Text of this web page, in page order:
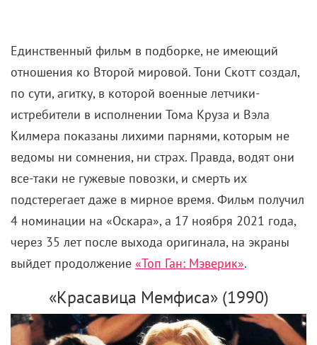
Единственный фильм в подборке, не имеющий
отношения ко Второй мировой. Тони Скотт создал,
по сути, агитку, в которой военные летчики-
истребители в исполнении Тома Круза и Вэла
Килмера показаны лихими парнями, которым не
ведомы ни сомнения, ни страх. Правда, водят они
все-таки не гужевые повозки, и смерть их
подстерегает даже в мирное время. Фильм получил
4 номинации на «Оскара», а 17 ноября 2021 года,
через 35 лет после выхода оригинала, на экраны
выйдет продолжение «Топ Ган: Мэверик».
«Красавица Мемфиса» (1990)